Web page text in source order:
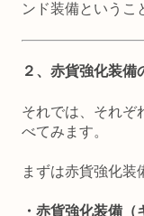
ンド装備というこ
２、赤貨強化装備
それでは、それぞ
べてみます。
まずは赤貨強化装
・赤貨強化装備（